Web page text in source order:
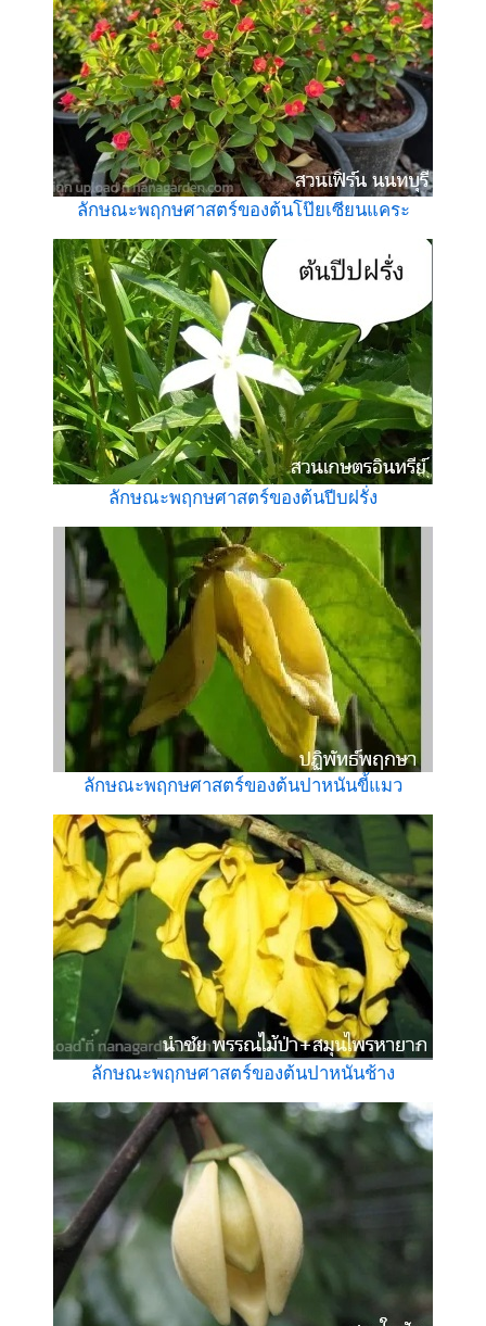
ลักษณะพฤกษศาสตร์ของต้นโป๊ยเซียนแคระ
ลักษณะพฤกษศาสตร์ของต้นปีบฝรั่ง
ลักษณะพฤกษศาสตร์ของต้นปาหนันขี้แมว
ลักษณะพฤกษศาสตร์ของต้นปาหนันช้าง